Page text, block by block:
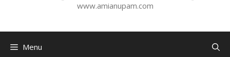
www.amianupam.com
Menu